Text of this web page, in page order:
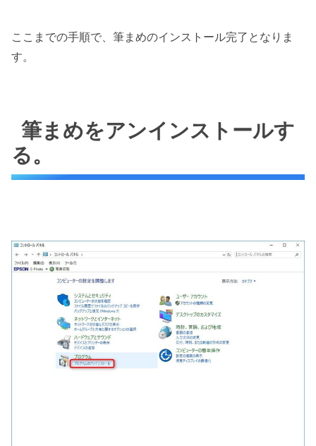
ここまでの手順で、筆まめのインストール完了となりま
す。
筆まめをアンインストールす
る。